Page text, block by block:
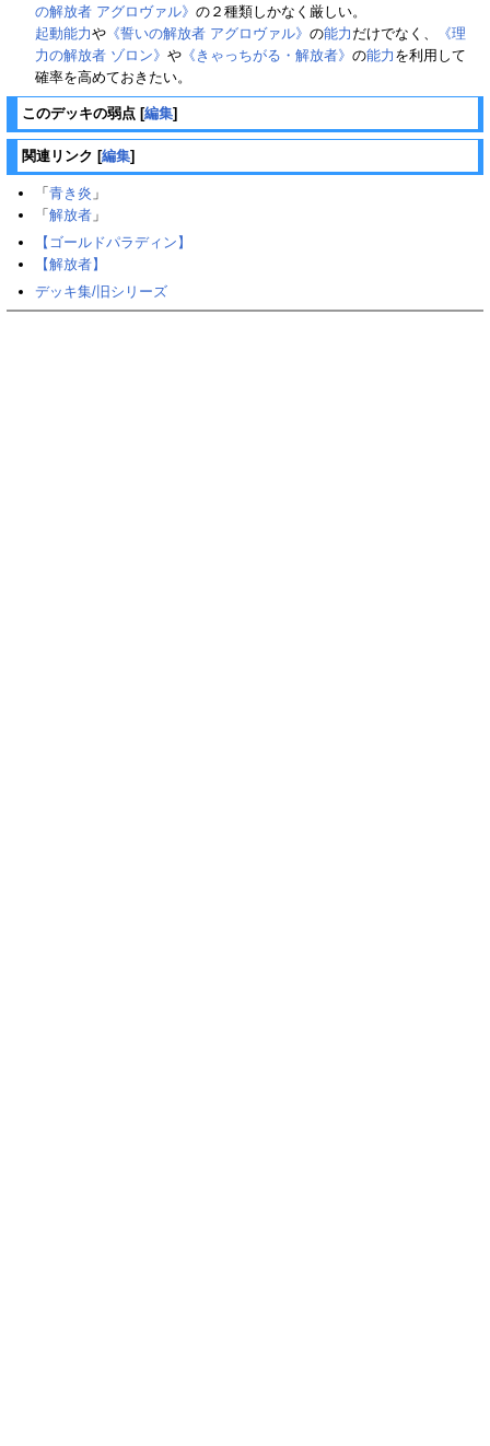
の解放者 アグロヴァル》 の２種類しかなく厳しい。
起動能力や 《誓いの解放者 アグロヴァル》 の能力 だけでなく、
《理
力の解放者 ゾロン》 や 《きゃっちがる・解放者》 の能力 を利用して
確率を高めておきたい。
このデッキの弱点 [編集]
関連リンク [編集]
「青き炎 」
「解放者 」
【ゴールドパラディン】
【解放者】
デッキ集/旧シリーズ